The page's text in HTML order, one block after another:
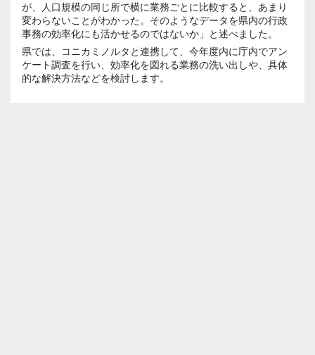
が、人口規模の同じ所で横に業務ごとに比較すると、あまり
変わらないことがわかった。そのようなデータを県内の行政
事務の効率化にも活かせるのではないか」と述べました。
県では、コニカミノルタと連携して、今年度内に庁内でアン
ケート調査を行い、効率化を図れる業務の洗い出しや、具体
的な解決方法などを検討します。